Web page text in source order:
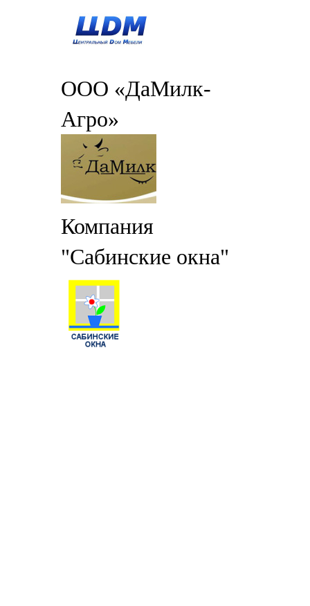
ООО «ДаМилк-
Агро»
Компания
"Сабинские окна"